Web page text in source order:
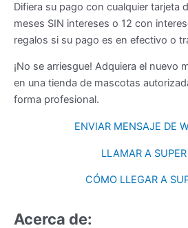
Difiera su pago con cualquier tarjeta
meses SIN intereses o 12 con
regalos si su pago es en efectivo o
¡No se arriesgue! Adquiera el nuevo
en una tienda de mascotas
forma profesional.
ENVIAR MENSAJE DE
LLAMAR A
CÓMO LLEGAR A
Acerca de: